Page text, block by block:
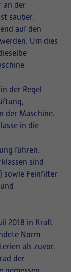
an der
sauber.
auf den
Um dies
der Regel
der Maschine.
in die
führen.
sind
sowie Feinfilter
2018 in Kraft
Norm
als zuvor.
der